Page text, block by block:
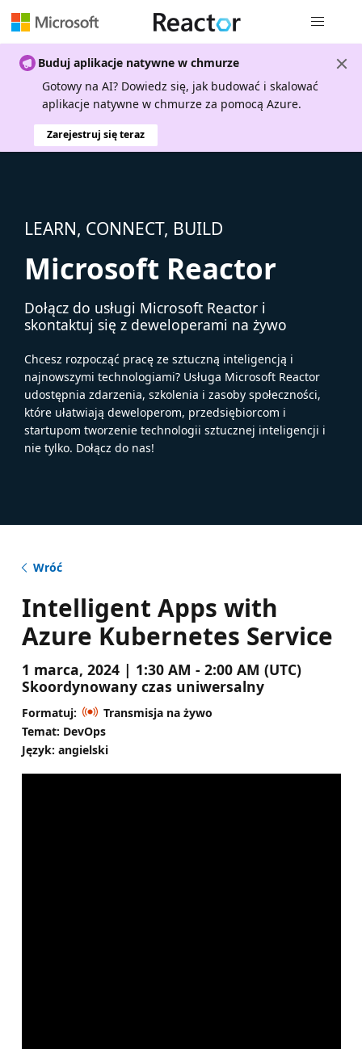
Buduj aplikacje natywne w chmurze
Gotowy na AI? Dowiedz się, jak budować i skalować
aplikacje natywne w chmurze za pomocą Azure.
Zarejestruj się teraz
LEARN, CONNECT, BUILD
Microsoft Reactor
Dołącz do usługi Microsoft Reactor i
skontaktuj się z deweloperami na żywo
Chcesz rozpocząć pracę ze sztuczną inteligencją i
najnowszymi technologiami? Usługa Microsoft Reactor
udostępnia zdarzenia, szkolenia i zasoby społeczności,
które ułatwiają deweloperom, przedsiębiorcom i
startupom tworzenie technologii sztucznej inteligencji i
nie tylko. Dołącz do nas!
Wróć
Intelligent Apps with
Azure Kubernetes Service
1 marca, 2024 | 1:30 AM - 2:00 AM (UTC)
Skoordynowany czas uniwersalny
Formatuj:
Transmisja na żywo
Temat: DevOps
Język: angielski